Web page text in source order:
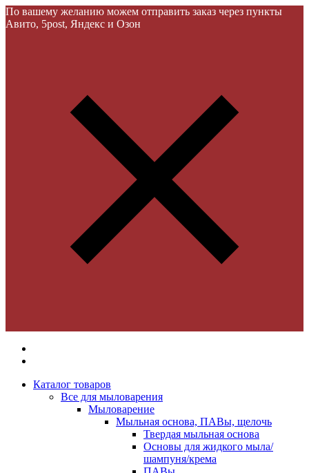
По вашему желанию можем отправить заказ через пункты
Авито, 5post, Яндекс и Озон
Каталог товаров
Все для мыловарения
Мыловарение
Мыльная основа, ПАВы, щелочь
Твердая мыльная основа
Основы для жидкого мыла/
шампуня/крема